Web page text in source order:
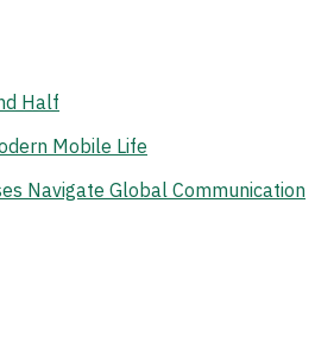
Half
Mobile Life
Navigate Global Communication